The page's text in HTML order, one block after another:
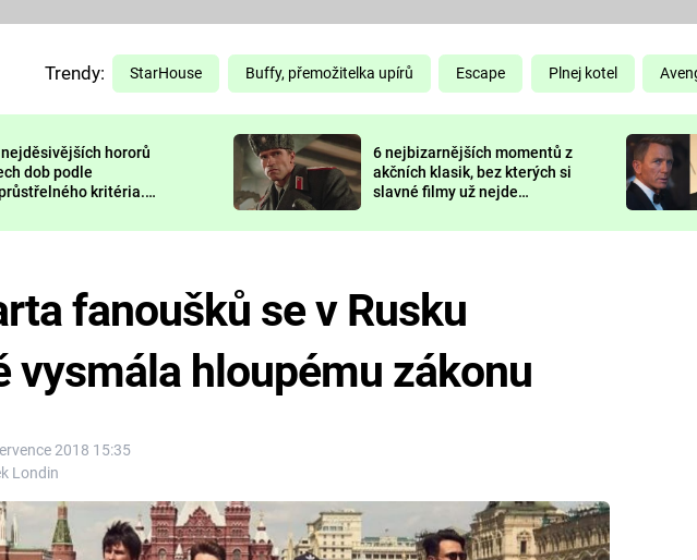
PREDÁTOR
DELIVERANCE
KOMEDIE
CHUCK
NORRIS
DEADPOOL
Trendy: StarHouse Buffy, přemožitelka upírů Escape Plnej kotel
nejděsivějších hororů
dob podle
kritéria.
zvednou tep?
6 nejbizarnějších momentů z
akčních klasik, bez kterých si
slavné filmy už nejde
2018 15:35
Londin
fanoušků se v Rusku
vysmála hloupému zákonu